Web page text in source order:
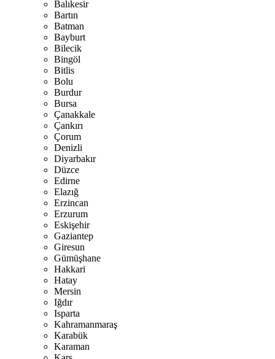
Balıkesir
Bartın
Batman
Bayburt
Bilecik
Bingöl
Bitlis
Bolu
Burdur
Bursa
Çanakkale
Çankırı
Çorum
Denizli
Diyarbakır
Düzce
Edirne
Elazığ
Erzincan
Erzurum
Eskişehir
Gaziantep
Giresun
Gümüşhane
Hakkari
Hatay
Mersin
Iğdır
Isparta
Kahramanmaraş
Karabük
Karaman